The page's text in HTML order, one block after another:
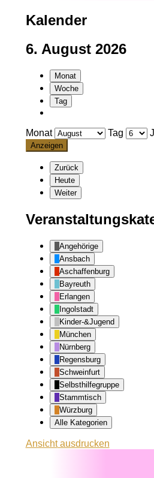
Kalender
6. August 2026
Monat
Woche
Tag
Monat Tag
Zurück
Heute
Weiter
Angehörige
Ansbach
Aschaffenburg
Bayreuth
Erlangen
Ingolstadt
Kinder-&Jugend
München
Nürnberg
Regensburg
Schweinfurt
Selbsthilfegruppe
Stammtisch
Würzburg
Alle Kategorien
Ansichtausdrucken